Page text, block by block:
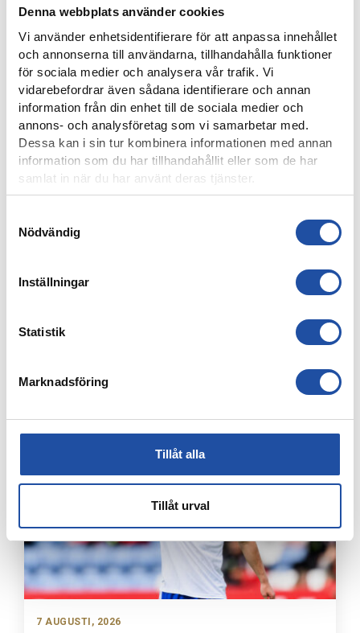
Denna webbplats använder cookies
Vi använder enhetsidentifierare för att anpassa innehållet
och annonserna till användarna, tillhandahålla funktioner
för sociala medier och analysera vår trafik. Vi
vidarebefordrar även sådana identifierare och annan
information från din enhet till de sociala medier och
annons- och analysföretag som vi samarbetar med.
Dessa kan i sin tur kombinera informationen med annan
information som du har tillhandahållit eller som de har
samlat in när du har använt deras tjänster.
Nödvändig
Inställningar
Statistik
Marknadsföring
Tillåt alla
Tillåt urval
8 AUGUSTI, 2026
NOELS STORA SHOW I 3-0-SEGERN – “OTROLIG KÄNSLA
MED VÅRA FANS”
IFK-TRUPPEN MOT IK BRAGE
7 AUGUSTI, 2026